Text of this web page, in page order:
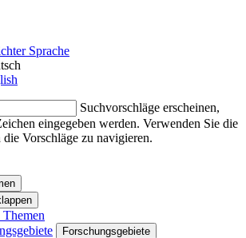
Sprache
Suchvorschläge erscheinen,
eingegeben werden. Verwenden Sie die
Vorschläge zu navigieren.
Forschungsgebiete